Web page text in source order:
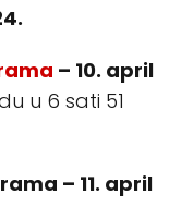
– 10. april
u 6 sati 51
– 11. april